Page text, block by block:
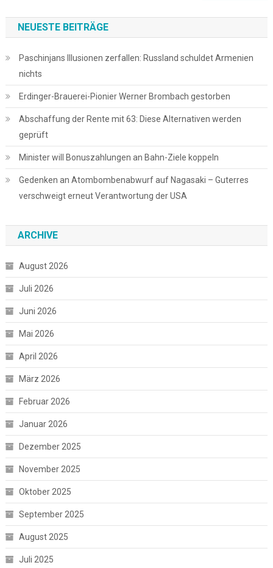
NEUESTE BEITRÄGE
Paschinjans Illusionen zerfallen: Russland schuldet Armenien
nichts
Erdinger-Brauerei-Pionier Werner Brombach gestorben
Abschaffung der Rente mit 63: Diese Alternativen werden
geprüft
Minister will Bonuszahlungen an Bahn-Ziele koppeln
Gedenken an Atombombenabwurf auf Nagasaki – Guterres
verschweigt erneut Verantwortung der USA
ARCHIVE
August 2026
Juli 2026
Juni 2026
Mai 2026
April 2026
März 2026
Februar 2026
Januar 2026
Dezember 2025
November 2025
Oktober 2025
September 2025
August 2025
Juli 2025